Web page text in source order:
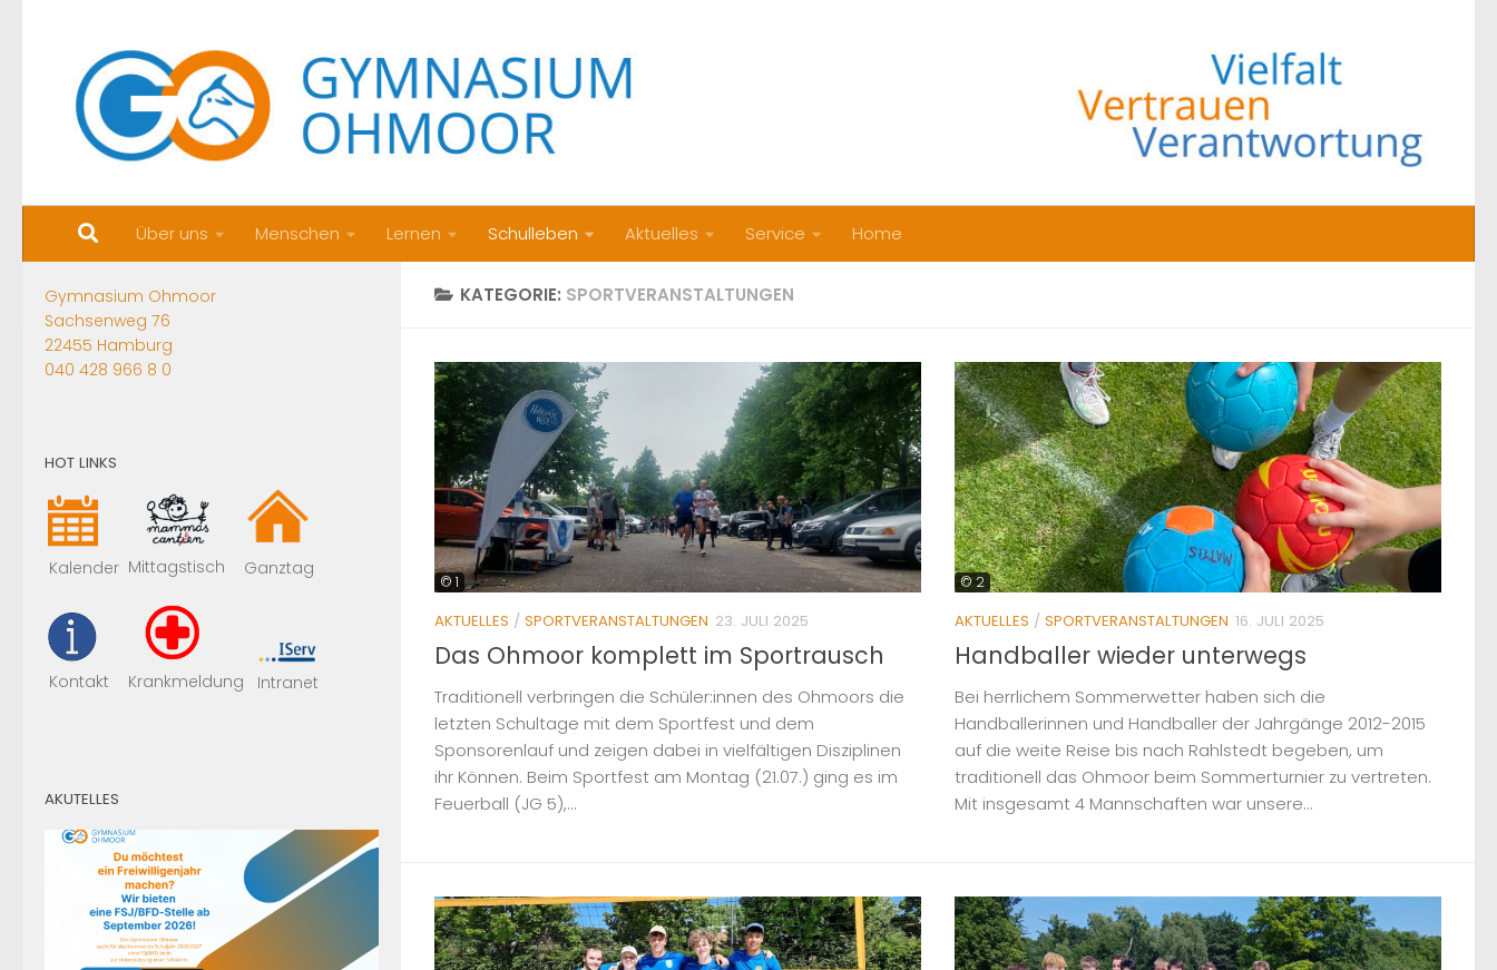
Über uns Menschen Lernen Schulleben Aktuelles Service Home
KATEGORIE: SPORTVERANSTALTUNGEN
© 1
AKTUELLES / SPORTVERANSTALTUNGEN 23. JULI 2025
Das Ohmoor komplett im Sportrausch
Traditionell verbringen die Schüler:innen des Ohmoors die
letzten Schultage mit dem Sportfest und dem
Sponsorenlauf und zeigen dabei in vielfältigen Disziplinen
ihr Können. Beim Sportfest am Montag (21.07.) ging es im
Feuerball (JG 5),...
© 2
AKTUELLES / SPORTVERANSTALTUNGEN 16. JULI 2025
Handballer wieder unterwegs
Bei herrlichem Sommerwetter haben sich die
Handballerinnen und Handballer der Jahrgänge 2012-2015
auf die weite Reise bis nach Rahlstedt begeben, um
traditionell das Ohmoor beim Sommerturnier zu vertreten.
Mit insgesamt 4 Mannschaften war unsere...
Gymnasium Ohmoor
Sachsenweg 76
22455 Hamburg
040 428 966 8 0
HOT LINKS
Kalender Mittagstisch Ganztag
Kontakt Krankmeldung Intranet
AKUTELLES